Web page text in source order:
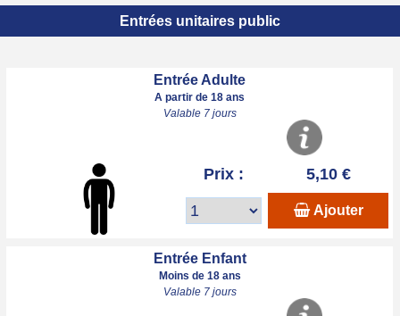
Entrées unitaires public
Entrée Adulte
A partir de 18 ans
Valable 7 jours
Prix : 5,10 €
Ajouter
Entrée Enfant
Moins de 18 ans
Valable 7 jours